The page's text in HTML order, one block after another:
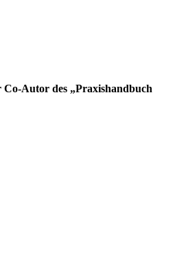
Autor des „Praxishandbuch